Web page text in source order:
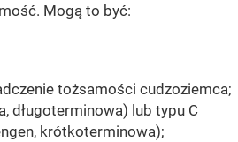
Mogą to być:
tożsamości cudzoziemca;
długoterminowa) lub typu C
krótkoterminowa);